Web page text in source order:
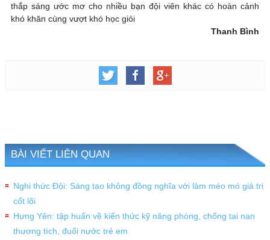
thắp sáng ước mơ cho nhiều bạn đội viên khác có hoàn cảnh
khó khăn cùng vượt khó học giỏi
Thanh Bình
BÀI VIẾT LIÊN QUAN
Nghi thức Đội: Sáng tạo không đồng nghĩa với làm méo mó giá trị
cốt lõi
Hưng Yên: tập huấn về kiến thức kỹ năng phòng, chống tai nạn
thương tích, đuối nước trẻ em